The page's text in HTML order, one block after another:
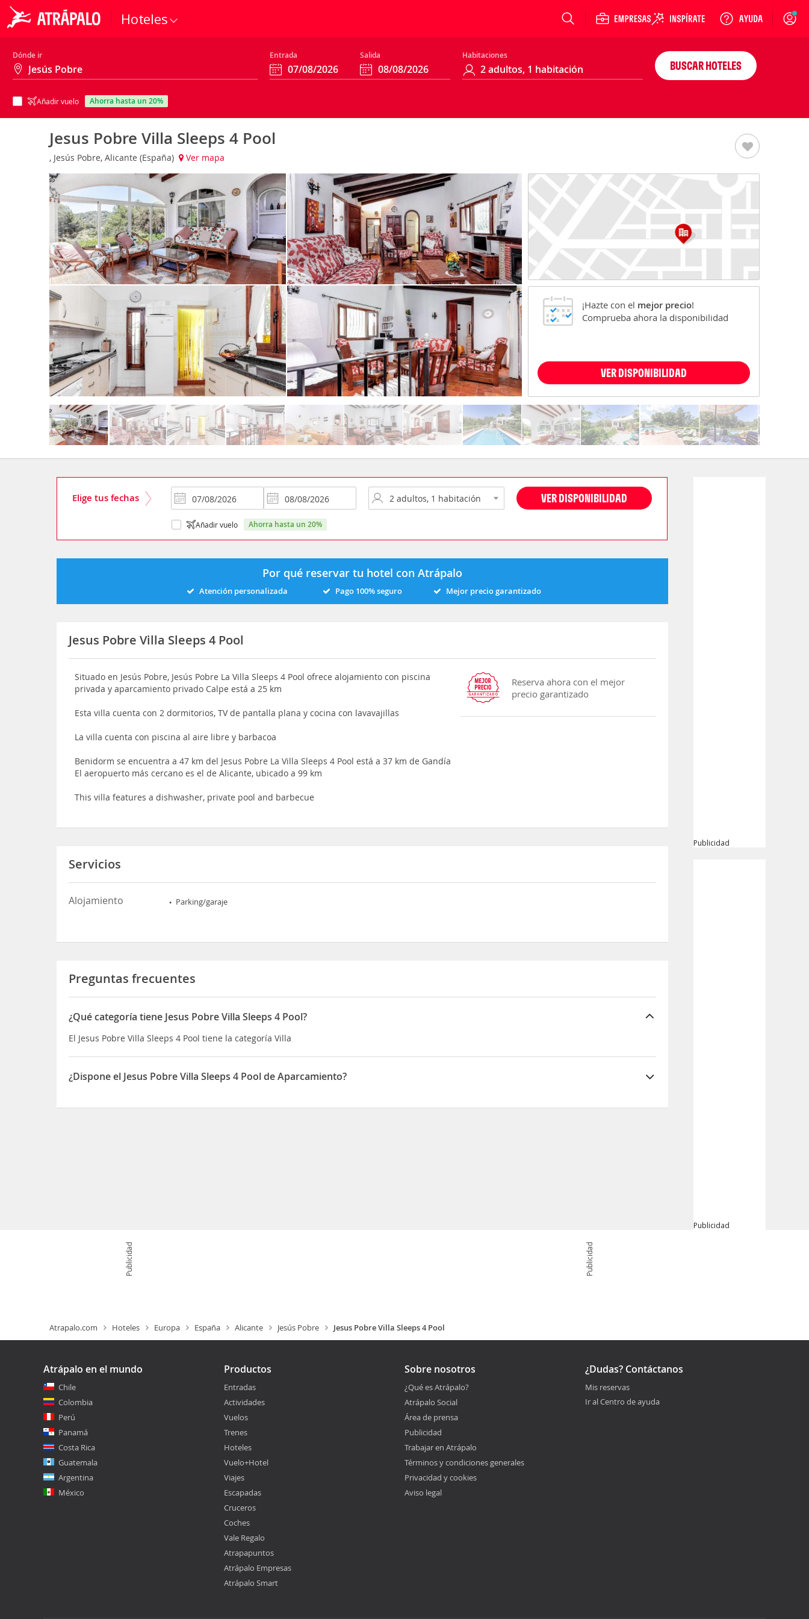
Hoteles Login
Dónde ir Entrada Salida Habitaciones
Añadir vuelo ahorra hasta un 20%
BUSCAR HOTELES
Jesus Pobre Villa Sleeps 4 Pool
, Jesús Pobre, Alicante (España) Ver mapa
¡Hazte con el mejor precio!
Comprueba ahora la disponibilidad
VER DISPONIBILIDAD
Elige tus fechas VER DISPONIBILIDAD
Añadir vuelo ahorra hasta un 20%
Por qué reservar tu hotel con Atrápalo
Atención personalizada Pago 100% seguro Mejor precio garantizado
Jesus Pobre Villa Sleeps 4 Pool
Situado en Jesús Pobre, Jesús Pobre La Villa Sleeps 4 Pool ofrece alojamiento con piscina
privada y aparcamiento privado Calpe está a 25 km
Esta villa cuenta con 2 dormitorios, TV de pantalla plana y cocina con lavavajillas
La villa cuenta con piscina al aire libre y barbacoa
Benidorm se encuentra a 47 km del Jesus Pobre La Villa Sleeps 4 Pool está a 37 km de Gandía
El aeropuerto más cercano es el de Alicante, ubicado a 99 km
This villa features a dishwasher, private pool and barbecue
Reserva ahora con el mejor
precio garantizado
Servicios
Alojamiento Parking/garaje
Preguntas frecuentes
¿Qué categoría tiene Jesus Pobre Villa Sleeps 4 Pool?
El Jesus Pobre Villa Sleeps 4 Pool tiene la categoría Villa
¿Dispone el Jesus Pobre Villa Sleeps 4 Pool de Aparcamiento?
Publicidad
Publicidad
Publicidad Publicidad
Atrapalo.com Hoteles Europa España Alicante Jesús Pobre Jesus Pobre Villa Sleeps 4 Pool
Atrápalo en el mundo
Chile
Colombia
Perú
Panamá
Costa Rica
Guatemala
Argentina
México
Productos
Entradas
Actividades
Vuelos
Trenes
Hoteles
Vuelo+Hotel
Viajes
Escapadas
Cruceros
Coches
Vale Regalo
Atrapapuntos
Atrápalo Empresas
Atrápalo Smart
Sobre nosotros
¿Qué es Atrápalo?
Atrápalo Social
Área de prensa
Publicidad
Trabajar en Atrápalo
Términos y condiciones generales
Privacidad y cookies
Aviso legal
¿Dudas? Contáctanos
Mis reservas
Ir al Centro de ayuda